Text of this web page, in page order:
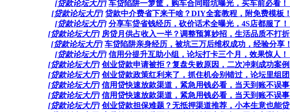
[贷款论坛大厅] 车贷陷阱一箩筐，购车合同暗坑曝光，买车前必看！
[贷款论坛大厅] 贷款中介费省下来干啥？DIY全套教程，附免费模板
[贷款论坛大厅] 分享车贷省钱经历，砍价话术全曝光，4S店都服了！
[贷款论坛大厅] 房贷月供占收入一半？调整预算妙招，生活品质不打
[贷款论坛大厅] 车贷陷阱亲身经历，被坑三万后维权成功，经验分享
[贷款论坛大厅] 信用分提升互助小组，论坛打卡三个月，效果惊人！
[贷款论坛大厅] 创业贷款申请被拒？复盘失败原因，二次冲刺成功案
[贷款论坛大厅] 创业贷款政策红利来了，抓住机会别错过，论坛里组
[贷款论坛大厅] 信用贷快速放款渠道，紧急用钱必看，当天到账不误
[贷款论坛大厅] 信用贷快速放款渠道，紧急用钱必看，当天到账不误
[贷款论坛大厅] 创业贷款担保难题？无抵押渠道推荐，小本生意也能